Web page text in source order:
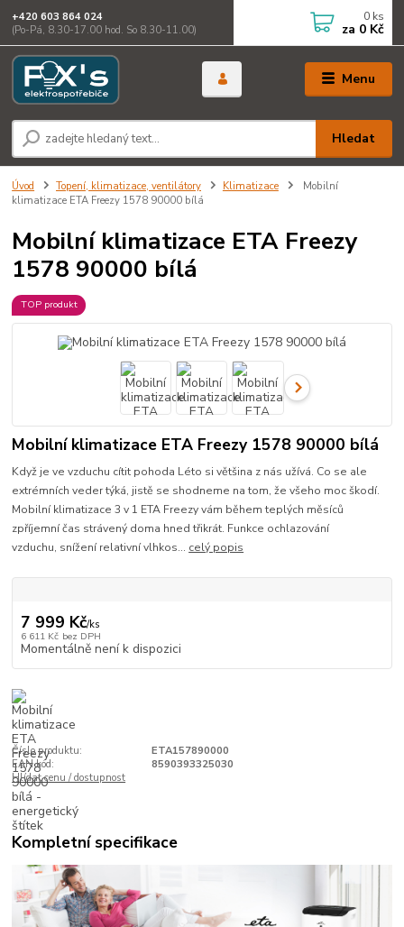
Menu
Hledat
+420 603 864 024
(Po-Pá, 8.30-17.00 hod. So 8.30-11.00)
0 ks
za 0 Kč
Úvod Topení, klimatizace, ventilátory Klimatizace
Mobilní
klimatizace ETA Freezy 1578 90000 bílá
Mobilní klimatizace ETA Freezy
1578 90000 bílá
TOP produkt
Mobilní klimatizace ETA Freezy 1578 90000 bílá
Když je ve vzduchu cítit pohoda Léto si většina z nás užívá. Co se ale
extrémních veder týká, jistě se shodneme na tom, že všeho moc škodí.
Mobilní klimatizace 3 v 1 ETA Freezy vám během teplých měsíců
zpříjemní čas strávený doma hned třikrát. Funkce ochlazování
vzduchu, snížení relativní vlhkos... celý popis
7 999 Kč/ks
6 611 Kč bez DPH
Momentálně není k dispozici
Číslo produktu:
ETA157890000
EAN kód:
8590393325030
Hlídat cenu / dostupnost
Kompletní specifikace